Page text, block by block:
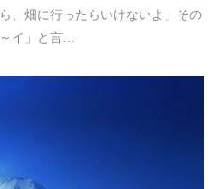
、畑に行ったらいけないよ」その
イ」と言…